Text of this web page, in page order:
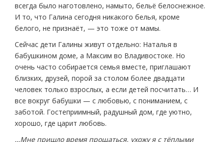
всегда было наготовлено, намыто, бельё белоснежное.
И то, что Галина сегодня никакого белья, кроме
белого, не признаёт, — это тоже от мамы.
Сейчас дети Галины живут отдельно: Наталья в
бабушкином доме, а Максим во Владивостоке. Но
очень часто собирается семья вместе, приглашают
близких, друзей, порой за столом более двадцати
человек только взрослых, а если детей посчитать… И
все вокруг бабушки — с любовью, с пониманием, с
заботой. Гостеприимный, радушный дом, где уютно,
хорошо, где царит любовь.
…Мне пришло время прощаться, ухожу я с тёплыми